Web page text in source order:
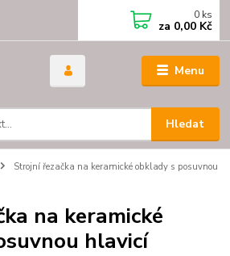
Menu
Hledat
0 ks
za 0,00 Kč
Strojní řezačka na keramické obklady s posuvnou
na keramické
hlavicí